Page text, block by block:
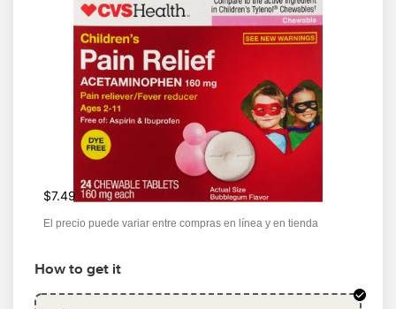
$7.49
El precio puede variar entre compras en línea y en tienda
How to get it